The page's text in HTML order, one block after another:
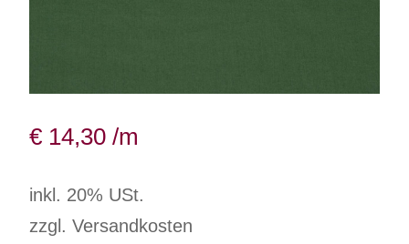
€ 14,30 /m
inkl. 20% USt.
zzgl. Versandkosten